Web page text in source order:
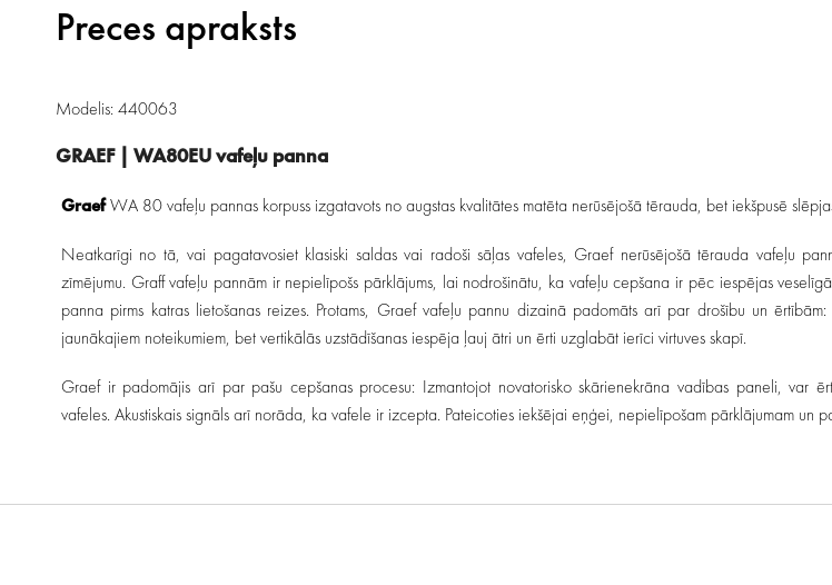
Preces apraksts
Modelis: 440063
GRAEF | WA80EU vafeļu panna
GraefWA 80 vafeļu pannas korpuss izgatavots no augstas kvalitātes matēta nerūsējošā tērauda, bet iekšpusē
Neatkarīgi no tā, vai pagatavosiet klasiski saldas vai radoši sāļas vafeles, Graef nerūsējošā tērauda vafeļu
zīmējumu. Graff vafeļu pannām ir nepielīpošs pārklājums, lai nodrošinātu, ka vafeļu cepšana ir pēc iespējas
panna pirms katras lietošanas reizes. Protams, Graef vafeļu pannu dizainā padomāts arī par drošību un
jaunākajiem noteikumiem, bet vertikālās uzstādīšanas iespēja ļauj ātri un ērti uzglabāt ierīci virtuves skapī.
Graef ir padomājis arī par pašu cepšanas procesu: Izmantojot novatorisko skārienekrāna vadības paneli, var
vafeles. Akustiskais signāls arī norāda, ka vafele ir izcepta. Pateicoties iekšējai eņģei, nepielīpošam pārklājumam